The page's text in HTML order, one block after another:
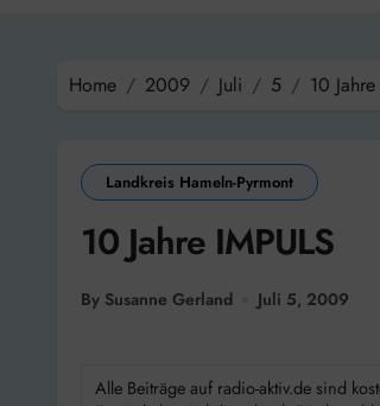
Home 2009 Juli 5 10
Landkreis Hameln-Pyrmont
10 Jahre IMPULS
By Susanne Gerland Juli 5, 2009
Alle Beiträge auf radio-aktiv.de sind